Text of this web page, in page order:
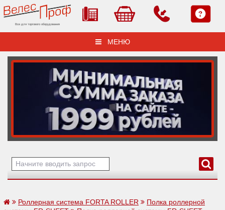
Все для торгового оборудования
МЕНЮ
Роллерная система FORTA ROLLER
Полка роллерной